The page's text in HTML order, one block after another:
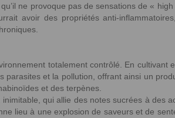
ne provoque pas de sensations de «
avoir des propriétés anti-
totalement contrôlé. En
et la pollution, offrant ainsi un
et des terpènes.
qui allie des notes sucrées à des
lieu à une explosion de saveurs et de